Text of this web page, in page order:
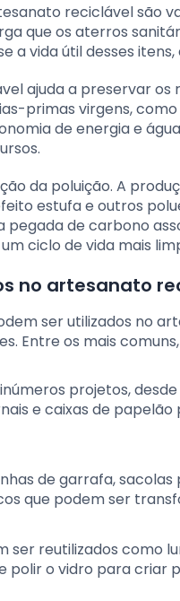
reciclável são
que os aterros
a vida útil desses
ajuda a preservar
primas virgens,
de energia e
da poluição. A
estufa e outros
de carbono
ciclo de vida mais
no artesanato
ser utilizados no
Entre os mais
projetos,
e caixas de
de garrafa,
que podem ser
ser reutilizados como
polir o vidro para criar